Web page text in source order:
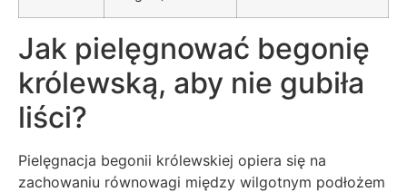
Jak pielęgnować begonię
królewską, aby nie gubiła
liści?
Pielęgnacja begonii królewskiej opiera się na
zachowaniu równowagi między wilgotnym podłożem